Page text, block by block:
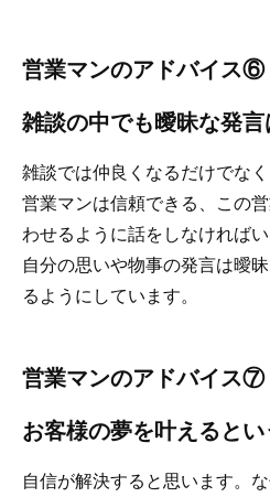
営業マンのアドバイス⑥
雑談の中でも曖昧な発
雑談では仲良くなるだけでな
営業マンは信頼できる、この
わせるように話をしなければ
自分の思いや物事の発言は曖
るようにしています。
営業マンのアドバイス⑦
お客様の夢を叶えると
自信が解決すると思います。